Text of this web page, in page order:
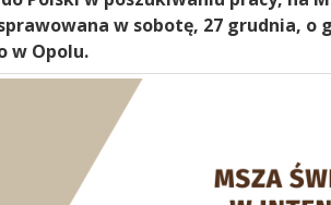
w sobotę, 27 grudnia, o
w Opolu.